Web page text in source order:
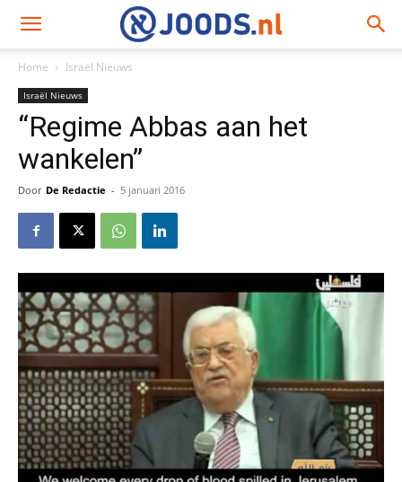
Home Israël Nieuws
Israël Nieuws
“Regime Abbas aan het
wankelen”
Door De Redactie - 5 januari 2016